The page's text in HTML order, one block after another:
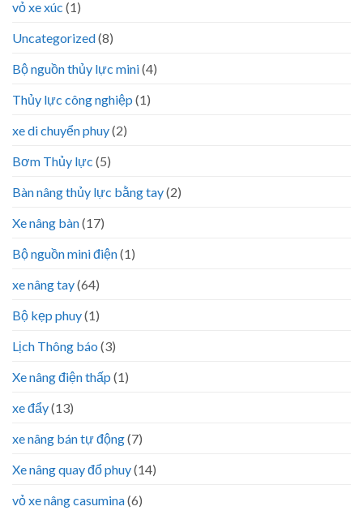
vỏ xe xúc (1)
Uncategorized(8)
Bộ nguồn thủy lực mini(4)
Thủy lực công nghiệp (1)
xe di chuyển phuy(2)
Bơm Thủy lực (5)
Bàn nâng thủy lực bằng tay(2)
Xe nâng bàn(17)
Bộ nguồn mini điện(1)
xe nâng tay(64)
Bộ kẹp phuy(1)
Lịch Thông báo (3)
Xe nâng điện thấp (1)
xe đẩy(13)
xe nâng bán tự động(7)
Xe nâng quay đổ phuy(14)
vỏ xe nâng casumina(6)